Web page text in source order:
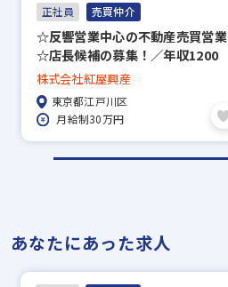
正社員 売買仲介
☆反響営業中心の不動産売買営業
☆店長候補の募集！／年収1200
万円以上も目指せる／年間休日
124日
株式会社紅屋興産
東京都江戸川区
月給制30万円
あなたにあった求人